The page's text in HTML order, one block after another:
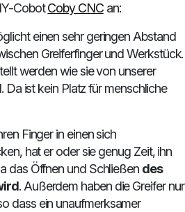
CobotCoby CNCan:
einen sehr geringen Abstand
Greiferfinger und Werkstück.
werden wie sie von unserer
Da ist kein Platz für menschliche
Finger in einen sich
hat er oder sie genug Zeit, ihn
das Öffnen und Schließen des
. Außerdem haben die Greifer nur
dass ein unaufmerksamer